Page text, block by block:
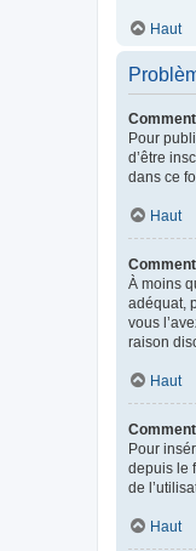
Haut
Pour
d’être
dans ce
Haut
À moins
adéquat,
vous
raison
Haut
Pour
depuis le
de
Haut